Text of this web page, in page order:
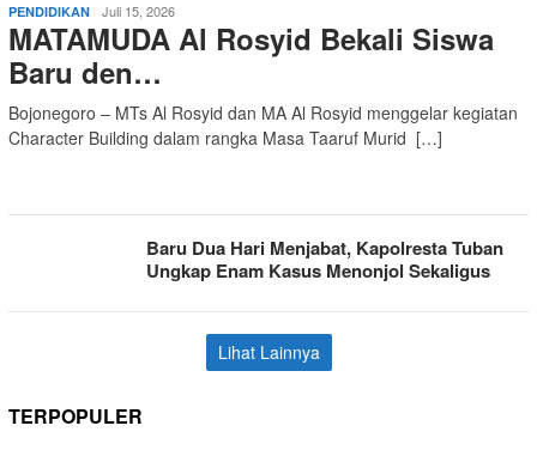
PENDIDIKAN Juli 15, 2026
MATAMUDA Al Rosyid Bekali Siswa
Baru den…
Bojonegoro – MTs Al Rosyid dan MA Al Rosyid menggelar kegiatan
Character Building dalam rangka Masa Taaruf Murid […]
Baru Dua Hari Menjabat, Kapolresta Tuban
Ungkap Enam Kasus Menonjol Sekaligus
Lihat Lainnya
TERPOPULER